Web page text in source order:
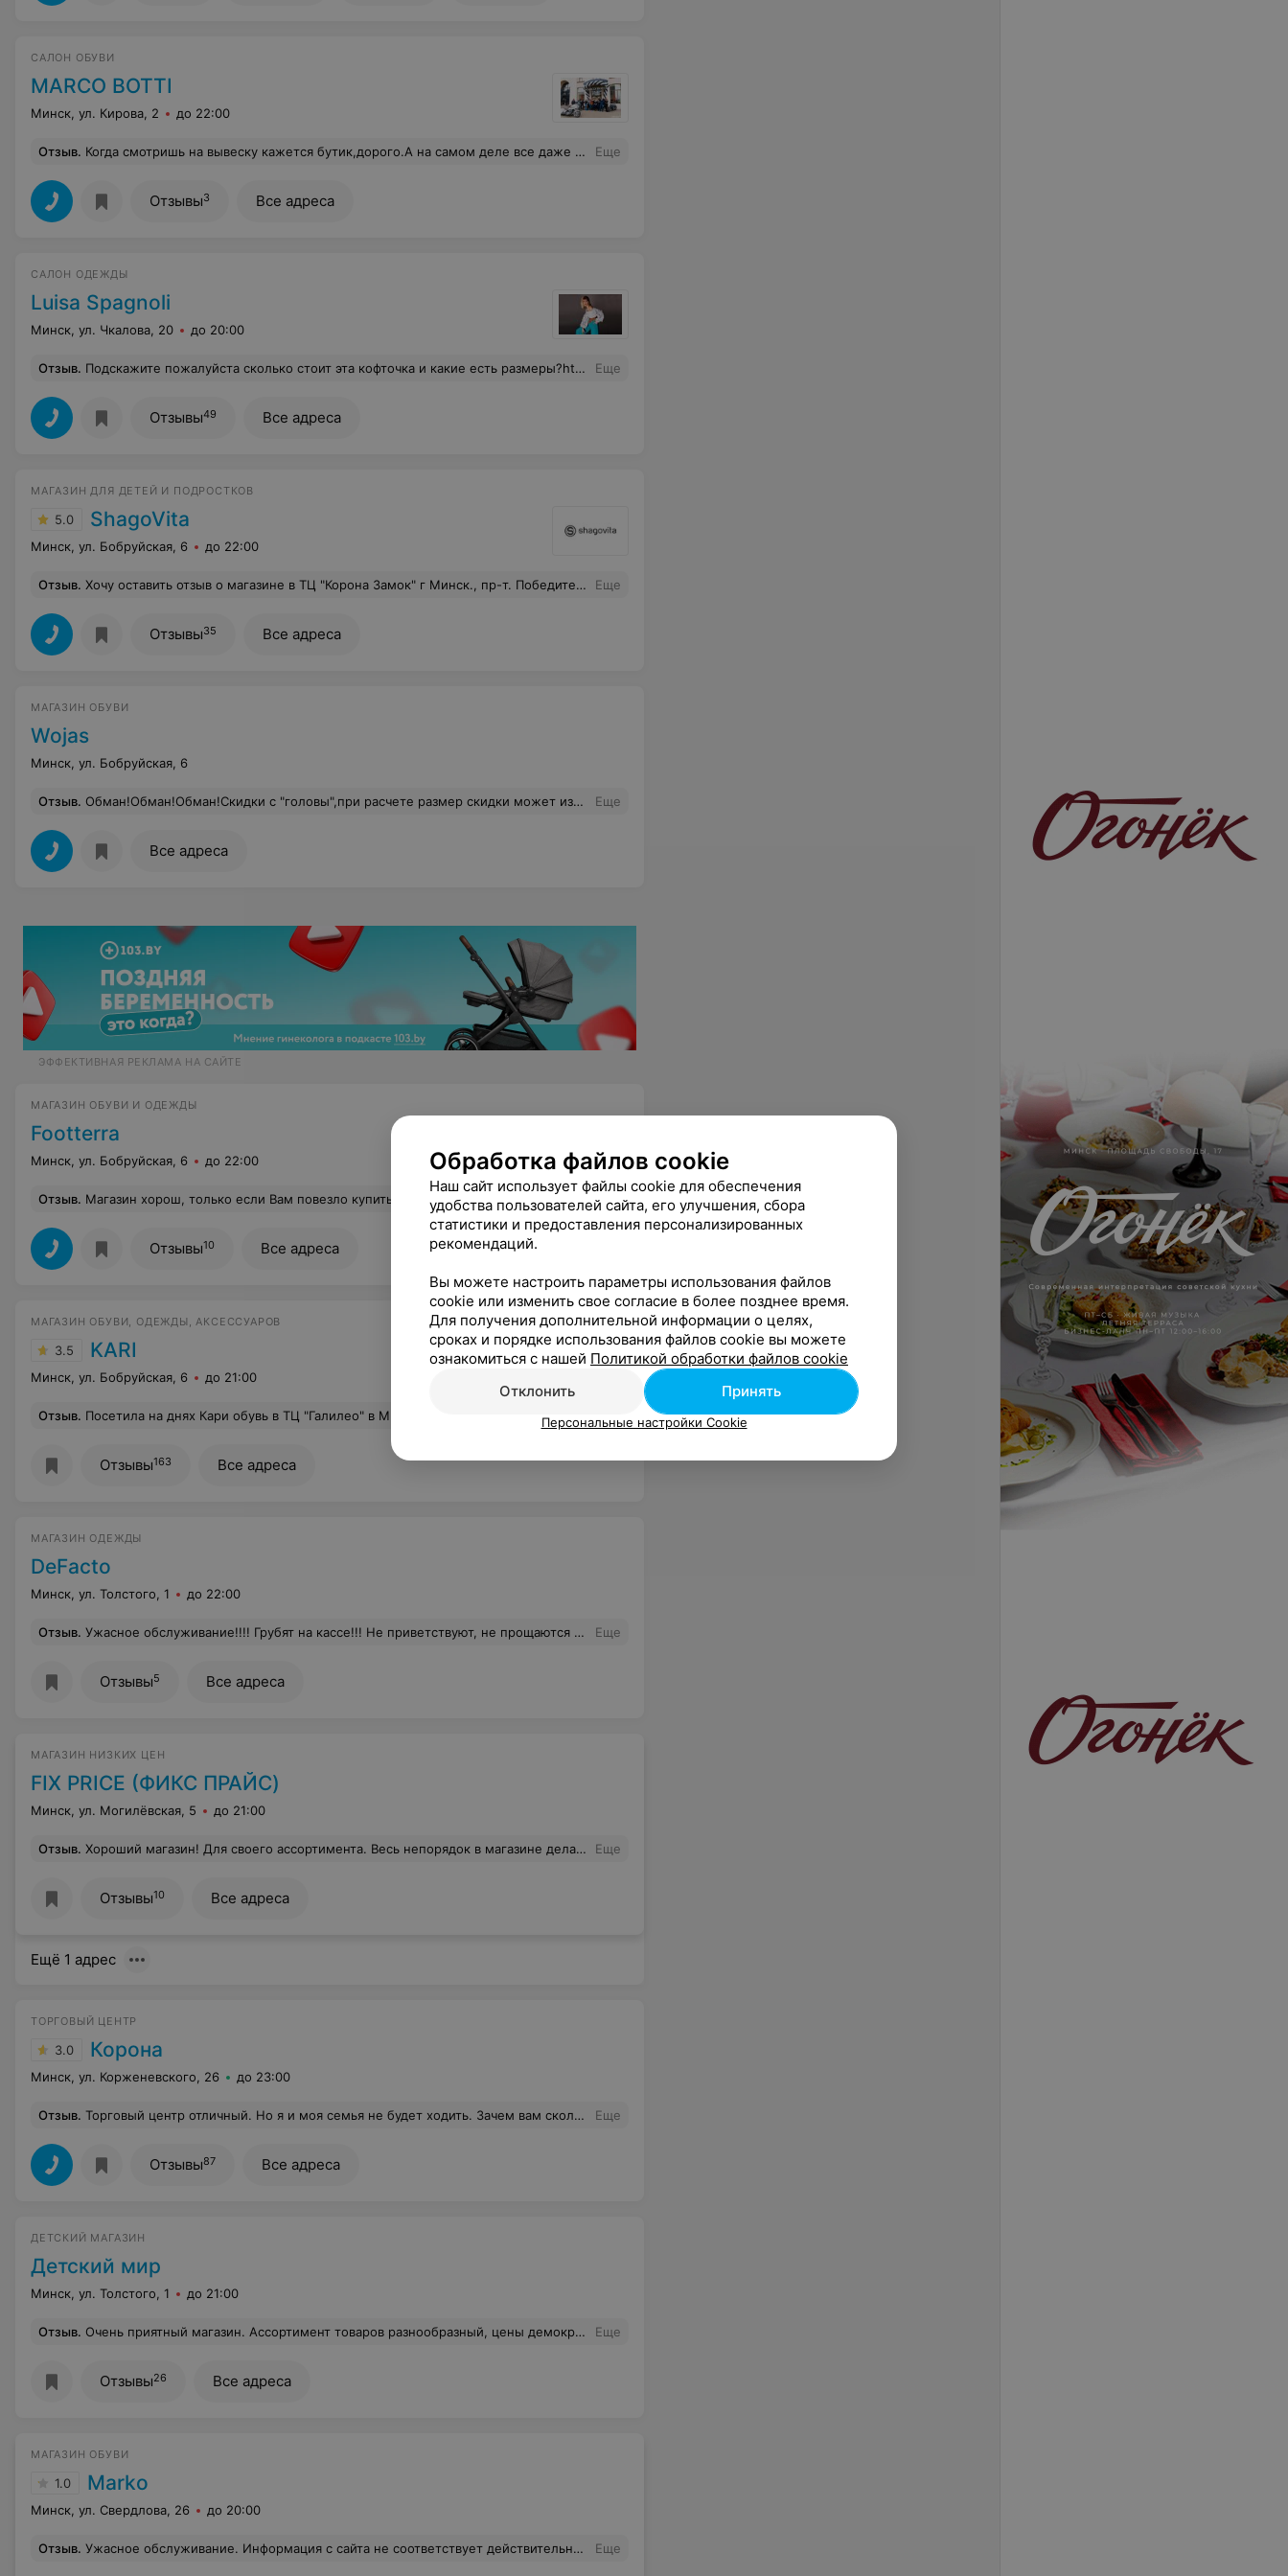
САЛОН ОБУВИ
MARCO BOTTI
Минск, ул. Кирова, 2 до 22:00
Отзыв. Когда смотришь на вывеску кажется бутик,дорого.А на самом деле все даже очень и не дорого и выбор неплохой.Да и обслуживание ,то что надо.Спасибо. Еще
Отзывы3 Все адреса
САЛОН ОДЕЖДЫ
Luisa Spagnoli
Минск, ул. Чкалова, 20 до 20:00
Отзыв. Подскажите пожалуйста сколько стоит эта кофточка и какие есть размеры?http://luisaspagnoli.relax.by/gallery/94575/2451425/ Еще
Отзывы49 Все адреса
МAГAЗИН ДЛЯ ДЕТЕЙ И ПОДРОСТКОВ
5.0 ShagoVita
Минск, ул. Бобруйская, 6 до 22:00
Отзыв. Хочу оставить отзыв о магазине в ТЦ "Корона Замок" г Минск., пр-т. Победителей 65. Выражаю огромную благодарность продавцу Ксении Александровне! Потрясающее обслуживание! Благодаря высокому профессионализму, вежливости и внимательности мы подобрали то, что искали, и купили даже не одну, а две пары обуви! Великолепный магазин и сервис!!!! очень приятные ощущения от покупки!!! Еще
Отзывы35 Все адреса
МАГАЗИН ОБУВИ
Wojas
Минск, ул. Бобруйская, 6
Отзыв. Обман!Обман!Обман!Скидки с "головы",при расчете размер скидки может измениться! Документов регламентирующие размер скидки нет в магазинах,продавцы из под полы вычитывают размер скидки!Много обуви с дефектами, при указании на дефект списывают на косметический дефект! Еще
Все адреса
ЭФФЕКТИВНАЯ РЕКЛАМА НА САЙТЕ
МАГАЗИН ОБУВИ И ОДЕЖДЫ
Footterra
Минск, ул. Бобруйская, 6 до 22:00
Отзыв. Магазин хорош, только если Вам повезло купить качественный товар. Если же Вам не повезло, и товар оказался бракованным (а шанс на это велик, ведь производитель как всегда, Китай или Тайвань), то Вас выставят дураком, нахамят и будут делать все, лишь бы не возвращать деньги. Заодно расскажут, что носить обувь Вы не умеете. Так я waterproof обувь покупаю не для того, чтобы в ней по паркету ходить! И совсем не рассчитываю приходить с улицы с насквозь мокрыми ногами! Понятно, что всем хочется только получать прибыль, но будьте добры и ответственность нести за продаваемый товар, ведь не 5 копеек стоит! Не рекомендую покупать тут обувь - при проблеме помотаете себе нервы, даже если до конца гарантийного срока далеко. Еще
Отзывы10 Все адреса
МАГАЗИН ОБУВИ, ОДЕЖДЫ, АКСЕССУАРОВ
3.5 KARI
Минск, ул. Бобруйская, 6 до 21:00
Отзыв. Посетила на днях Кари обувь в ТЦ "Галилео" в Минске. Товара много, но всё грязно, цена товара не соответствует, не аккуратно все. Персонал сам по себе, хотела купить себе кожаную обувь французского дизайнера, но желание отпало... Ужасссс!!!! Прошу руководство предпринять все меры, что бы навести там порядок!!! А вот в ТЦ Столица, все совсем по другому: чисто, персонал приветлив, выбрала одну пару, но молодой человек уговорил купить 3, по цене 2, да ещё и от Кардена, спасибо ему!
Отзывы163 Все адреса
МАГАЗИН ОДЕЖДЫ
DeFacto
Минск, ул. Толстого, 1 до 22:00
Отзыв. Ужасное обслуживание!!!! Грубят на кассе!!! Не приветствуют, не прощаются элементарно!!! Не соблюдают санитарные нормы!!! Непонятно кто обслуживает вас на кассе!!! По виду подходит менеджер, максимально грубо разговаривает!!!! Неприятнейшее ощущение и настроение после такого магазина!!! Большие очереди, где рассчитывает один кассир! За спиной кассира такое ощущение находится мусорная свалка! Бардак одним словом на зале и с персоналом! Просьба провести беседу со своим персоналом и лишить премии! Больше в этот магазин ни ногой! Еще
Отзывы5 Все адреса
МАГАЗИН НИЗКИХ ЦЕН
FIX PRICE (ФИКС ПРАЙС)
Минск, ул. Могилёвская, 5 до 21:00
Отзыв. Хороший магазин! Для своего ассортимента. Весь непорядок в магазине делают сами покупатели. Если цены нет, ее делают на новый товар. Узнать можно на кассе цену, но вежливо не отвлекая от работы кассира. Ценники на нижнюю полку в основном на полосе выше, из за недостатка ценникодержателей. Еще
Отзывы10 Все адреса
Ещё 1 адрес
ТОРГОВЫЙ ЦЕНТР
3.0 Корона
Минск, ул. Корженевского, 26 до 23:00
Отзыв. Торговый центр отличный. Но я и моя семья не будет ходить. Зачем вам сколько работников,если не работают кассы? Я покупаю 10 минут, а стою в очереди ровно 30 минут. Как всегда,когда много людей то на кассах мало работников. Еще
Отзывы87 Все адреса
ДЕТСКИЙ МАГАЗИН
Детский мир
Минск, ул. Толстого, 1 до 21:00
Отзыв. Очень приятный магазин. Ассортимент товаров разнообразный, цены демократичные, в основном. Очень много качественного белорусского товара для детей, можно подобрать что-нибудь и для себя, имею ввиду, мамочке. Очень рекомендую посетить хотя-бы один раз, понравится. Продавцы консультируют, помогают в подборе товара. Посещаю постоянно. Еще
Отзывы26 Все адреса
МАГАЗИН ОБУВИ
1.0 Marko
Минск, ул. Свердлова, 26 до 20:00
Отзыв. Ужасное обслуживание. Информация с сайта не соответствует действительности. Еще
Обработка файлов cookie
Наш сайт использует файлы cookie для обеспечения
удобства пользователей сайта, его улучшения, сбора
статистики и предоставления персонализированных
рекомендаций.
Вы можете настроить параметры использования файлов
cookie или изменить свое согласие в более позднее время.
Для получения дополнительной информации о целях,
сроках и порядке использования файлов cookie вы можете
ознакомиться с нашей Политикой обработки файлов cookie
Отклонить
Принять
Персональные настройки Cookie